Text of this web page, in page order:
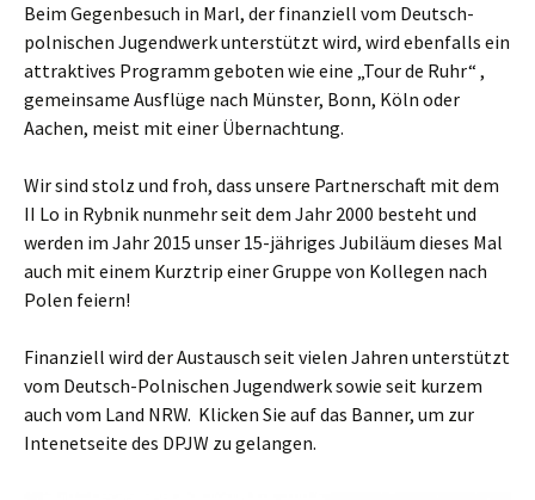
Beim Gegenbesuch in Marl, der finanziell vom Deutsch-
polnischen Jugendwerk unterstützt wird, wird ebenfalls ein
attraktives Programm geboten wie eine „Tour de Ruhr“ ,
gemeinsame Ausflüge nach Münster, Bonn, Köln oder
Aachen, meist mit einer Übernachtung.
Wir sind stolz und froh, dass unsere Partnerschaft mit dem
II Lo in Rybnik nunmehr seit dem Jahr 2000 besteht und
werden im Jahr 2015 unser 15-jähriges Jubiläum dieses Mal
auch mit einem Kurztrip einer Gruppe von Kollegen nach
Polen feiern!
Finanziell wird der Austausch seit vielen Jahren unterstützt
vom Deutsch-Polnischen Jugendwerk sowie seit kurzem
auch vom Land NRW. Klicken Sie auf das Banner, um zur
Intenetseite des DPJW zu gelangen.